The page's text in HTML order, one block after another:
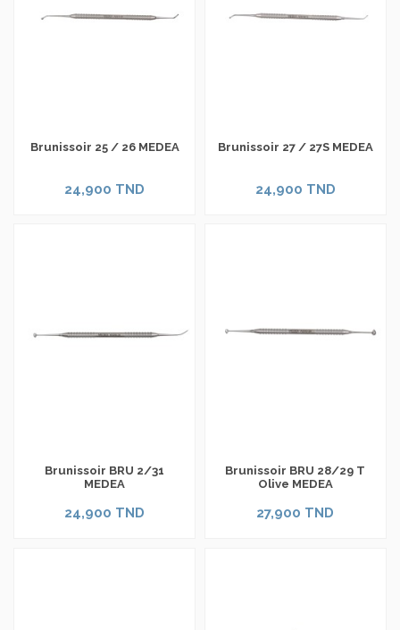
Brunissoir 25 / 26 MEDEA
24,900 TND
Brunissoir 27 / 27S MEDEA
24,900 TND
Brunissoir BRU 2/31
MEDEA
24,900 TND
Brunissoir BRU 28/29 T
Olive MEDEA
27,900 TND